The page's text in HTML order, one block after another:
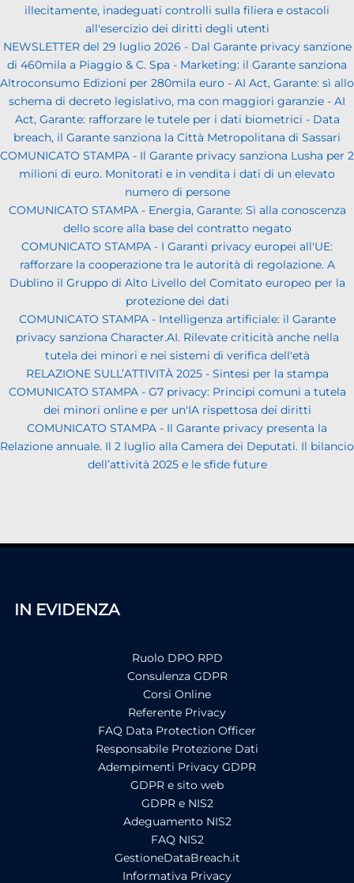
illecitamente, inadeguati controlli sulla filiera e ostacoli
all'esercizio dei diritti degli utenti
NEWSLETTER del 29 luglio 2026 - Dal Garante privacy sanzione
di 460mila a Piaggio & C. Spa - Marketing: il Garante sanziona
Altroconsumo Edizioni per 280mila euro - AI Act, Garante: sì allo
schema di decreto legislativo, ma con maggiori garanzie - AI
Act, Garante: rafforzare le tutele per i dati biometrici - Data
breach, il Garante sanziona la Città Metropolitana di Sassari
COMUNICATO STAMPA - Il Garante privacy sanziona Lusha per 2
milioni di euro. Monitorati e in vendita i dati di un elevato
numero di persone
COMUNICATO STAMPA - Energia, Garante: Sì alla conoscenza
dello score alla base del contratto negato
COMUNICATO STAMPA - I Garanti privacy europei all'UE:
rafforzare la cooperazione tra le autorità di regolazione. A
Dublino il Gruppo di Alto Livello del Comitato europeo per la
protezione dei dati
COMUNICATO STAMPA - Intelligenza artificiale: il Garante
privacy sanziona Character.AI. Rilevate criticità anche nella
tutela dei minori e nei sistemi di verifica dell'età
RELAZIONE SULL’ATTIVITÀ 2025 - Sintesi per la stampa
COMUNICATO STAMPA - G7 privacy: Principi comuni a tutela
dei minori online e per un'IA rispettosa dei diritti
COMUNICATO STAMPA - Il Garante privacy presenta la
Relazione annuale. Il 2 luglio alla Camera dei Deputati. Il bilancio
dell’attività 2025 e le sfide future
IN EVIDENZA
Ruolo DPO RPD
Consulenza GDPR
Corsi Online
Referente Privacy
FAQ Data Protection Officer
Responsabile Protezione Dati
Adempimenti Privacy GDPR
GDPR e sito web
GDPR e NIS2
Adeguamento NIS2
FAQ NIS2
GestioneDataBreach.it
Informativa Privacy